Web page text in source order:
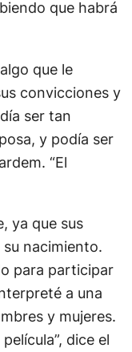
que habrá
que le
convicciones y
ser tan
y podía ser
“El
ya que sus
nacimiento.
para participar
a una
y mujeres.
dice el